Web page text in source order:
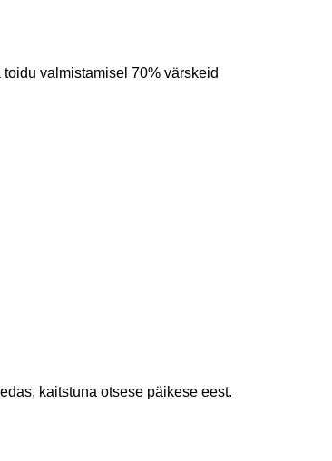
valmistamisel 70% värskeid
kaitstuna otsese päikese eest.